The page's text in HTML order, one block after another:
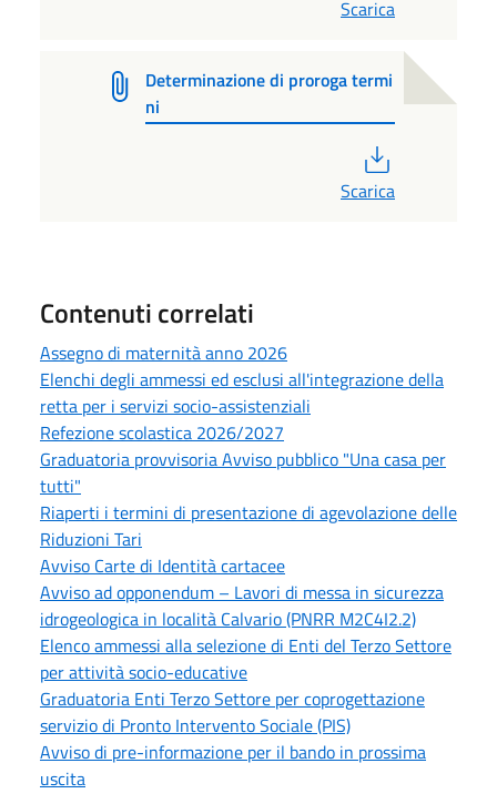
Scarica
Determinazione di proroga termi
ni
Scarica
Contenuti correlati
Assegno di maternità anno 2026
Elenchi degli ammessi ed esclusi all'integrazione della
retta per i servizi socio-assistenziali
Refezione scolastica 2026/2027
Graduatoria provvisoria Avviso pubblico "Una casa per
tutti"
Riaperti i termini di presentazione di agevolazione delle
Riduzioni Tari
Avviso Carte di Identità cartacee
Avviso ad opponendum – Lavori di messa in sicurezza
idrogeologica in località Calvario (PNRR M2C4I2.2)
Elenco ammessi alla selezione di Enti del Terzo Settore
per attività socio-educative
Graduatoria Enti Terzo Settore per coprogettazione
servizio di Pronto Intervento Sociale (PIS)
Avviso di pre-informazione per il bando in prossima
uscita